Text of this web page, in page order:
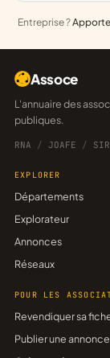
Entreprise ?
Assoce
L'annuaire des associations françaises, construit sur les données
publiques.
RNA / JOAFE /
EXPLORER
Départements
Explorateur
Annonces
Réseaux
POUR LES
Revendiquer sa
Publier une annonce